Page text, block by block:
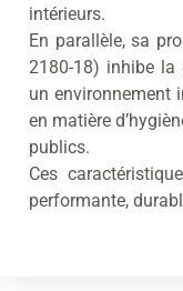
intérieurs.
En parallèle, sa
2180-18) inhibe la
un environnement
en matière
publics.
Ces
performante,